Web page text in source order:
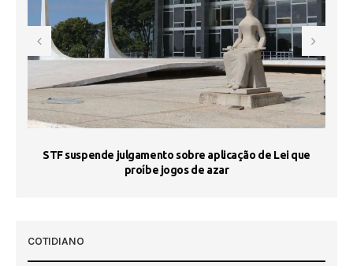
STF suspende julgamento sobre aplicação de Lei que
proíbe jogos de azar
COTIDIANO